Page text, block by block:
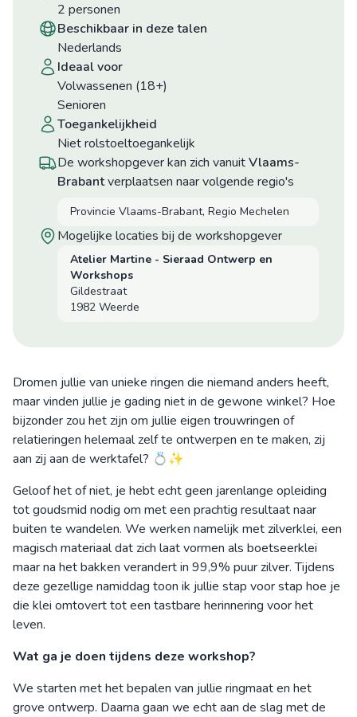
2 personen
beschikbaar in deze talen
Nederlands
ideaal voor
Volwassenen (18+)
Senioren
toegankelijkheid
niet rolstoeltoegankelijk
De workshopgever kan zich vanuitVlaams-
Brabantverplaatsen naar volgende regio's
Provincie Vlaams-Brabant, Regio Mechelen
mogelijke locaties bij de workshopgever
Atelier Martine - Sieraad Ontwerp en
Workshops
Gildestraat
1982 Weerde
Dromen jullie van unieke ringen die niemand anders heeft,
maar vinden jullie je gading niet in de gewone winkel? Hoe
bijzonder zou het zijn om jullie eigen trouwringen of
relatieringen helemaal zelf te ontwerpen en te maken, zij
aan zij aan de werktafel? 💍✨
Geloof het of niet, je hebt echt geen jarenlange opleiding
tot goudsmid nodig om met een prachtig resultaat naar
buiten te wandelen. We werken namelijk met zilverklei, een
magisch materiaal dat zich laat vormen als boetseerklei
maar na het bakken verandert in 99,9% puur zilver. Tijdens
deze gezellige namiddag toon ik jullie stap voor stap hoe je
die klei omtovert tot een tastbare herinnering voor het
leven.
Wat ga je doen tijdens deze workshop?
We starten met het bepalen van jullie ringmaat en het
grove ontwerp. Daarna gaan we echt aan de slag met de